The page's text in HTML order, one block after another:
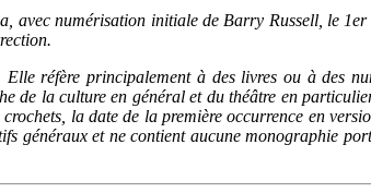
numérisation initiale de Barry Russell, le
réfère principalement à des livres ou à des
la culture en général et du théâtre en
la date de la première occurrence en
généraux et ne contient aucune monographie